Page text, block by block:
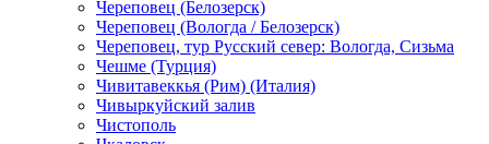
Череповец (Белозерск)
Череповец (Вологда / Белозерск)
Череповец, тур Русский север: Вологда, Сизьма
Чешме (Турция)
Чивитавеккья (Рим) (Италия)
Чивыркуйский залив
Чистополь